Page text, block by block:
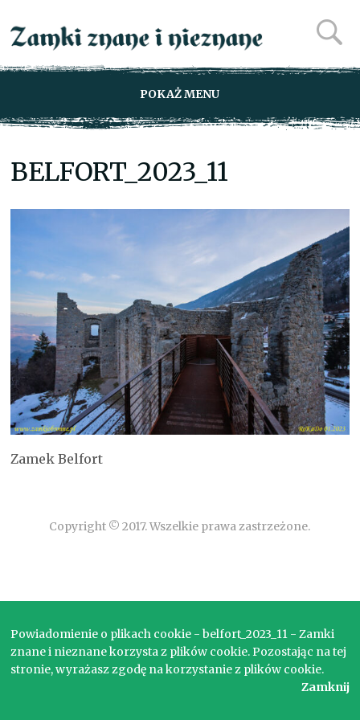
POKAŻ MENU
BELFORT_2023_11
Zamek Belfort
Copyright © 2017. Wszelkie prawa zastrzeżone.
Powiadomienie o plikach cookie - belfort_2023_11 - Zamki
znane i nieznane korzysta z plików cookie. Pozostając na tej
stronie, wyrażasz zgodę na korzystanie z plików cookie.
Zamknij